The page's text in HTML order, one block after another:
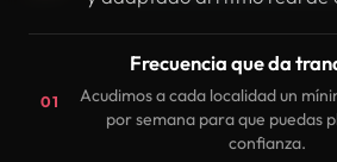
01
Frecuencia que da
Acudimos a cada localidad un
por semana para que puedas
confianza.